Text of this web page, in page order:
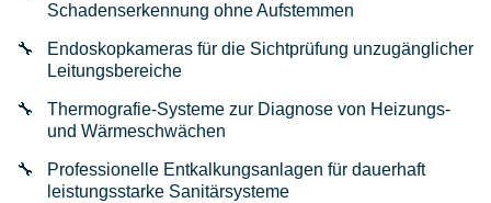
Schadenserkennung ohne Aufstemmen
Endoskopkameras für die Sichtprüfung unzugänglicher
Leitungsbereiche
Thermografie-Systeme zur Diagnose von Heizungs-
und Wärmeschwächen
Professionelle Entkalkungsanlagen für dauerhaft
leistungsstarke Sanitärsysteme